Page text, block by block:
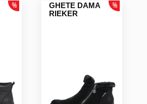
GHETE DAMA
RIEKER